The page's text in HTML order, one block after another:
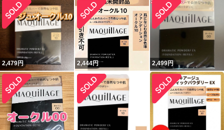
2,479円 2,444円 2,499円